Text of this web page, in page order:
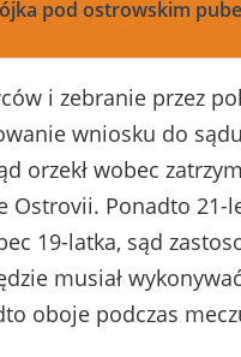
pod ostrowskim
i zebranie przez
wniosku do
orzekł wobec
Ostrovii. Ponadto
19-latka, sąd
musiał
oboje podczas